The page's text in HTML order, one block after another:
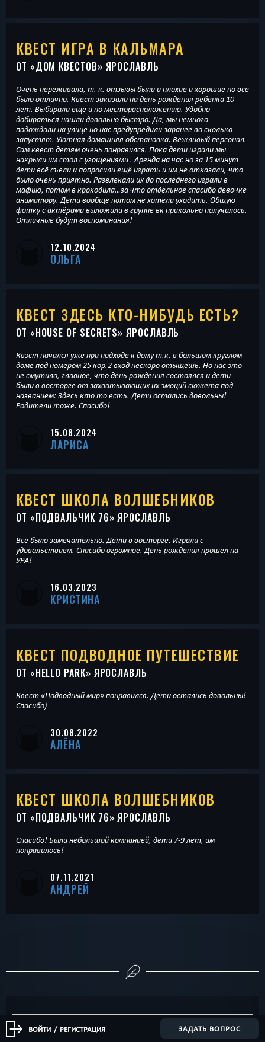
КВЕСТ ИГРА В КАЛЬМАРА
ОТ «ДОМ КВЕСТОВ» ЯРОСЛАВЛЬ
Очень переживала, т. к. отзывы были и плохие и хорошие но всё
было отлично. Квест заказали на день рождения ребёнка 10
лет. Выбирали ещё и по месторасположению. Удобно
добираться нашли довольно быстро. Да, мы немного
подождали на улице но нас предупредили заранее во сколько
запустят. Уютная домашняя обстановка. Вежливый персонал.
Сам квест детям очень понравился. Пока дети играли мы
накрыли им стол с угощениями . Аренда на час но за 15 минут
дети всё съели и попросили ещё играть и им не отказали, что
было очень приятно. Развлекали их до последнего играли в
мафию, потом в крокодила…за что отдельное спасибо девочке
аниматору. Дети вообще потом не хотели уходить. Общую
фотку с актёрами выложили в группе вк прикольно получилось.
Отличные будут воспоминания!
12.10.2024
ОЛЬГА
КВЕСТ ЗДЕСЬ КТО-НИБУДЬ ЕСТЬ?
ОТ «HOUSE OF SECRETS» ЯРОСЛАВЛЬ
Квэст начался уже при подходе к дому т.к. в большом круглом
доме под номером 25 кор.2 вход нескоро отыщешь. Но нас это
не смутило, главное, что день рождения состоялся и дети
были в восторге от захватывающих их эмоций сюжета под
названием: Здесь кто то есть. Дети остались довольны!
Родители тоже. Спасибо!
15.08.2024
ЛАРИСА
КВЕСТ ШКОЛА ВОЛШЕБНИКОВ
ОТ «ПОДВАЛЬЧИК 76» ЯРОСЛАВЛЬ
Все было замечательно. Дети в восторге. Играли с
удовольствием. Спасибо огромное. День рождения прошел на
УРА!
16.03.2023
КРИСТИНА
КВЕСТ ПОДВОДНОЕ ПУТЕШЕСТВИЕ
ОТ «HELLO PARK» ЯРОСЛАВЛЬ
Квест «Подводный мир» понравился. Дети остались довольны!
Спасибо)
30.08.2022
АЛЁНА
КВЕСТ ШКОЛА ВОЛШЕБНИКОВ
ОТ «ПОДВАЛЬЧИК 76» ЯРОСЛАВЛЬ
Спасибо! Были небольшой компанией, дети 7-9 лет, им
понравилось!
07.11.2021
АНДРЕЙ
ВОЙТИ / РЕГИСТРАЦИЯ ЗАДАТЬ ВОПРОС